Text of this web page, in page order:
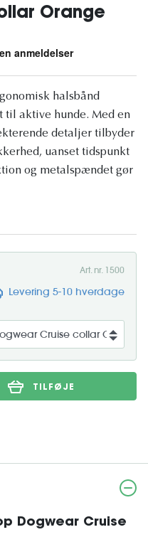
Orange
halsbånd
til aktive hunde. Med en
detaljer tilbyder
uanset tidspunkt
og metalspændet gør
Art. nr. 1500
Levering 5-10 hverdage
TILFØJE
Dogwear Cruise